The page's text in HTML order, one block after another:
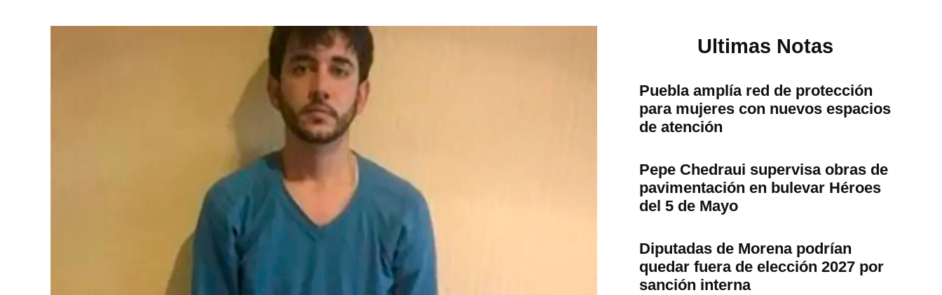
Ultimas Notas
Puebla amplía red de protección
para mujeres con nuevos espacios
de atención
Pepe Chedraui supervisa obras de
pavimentación en bulevar Héroes
del 5 de Mayo
Diputadas de Morena podrían
quedar fuera de elección 2027 por
sanción interna